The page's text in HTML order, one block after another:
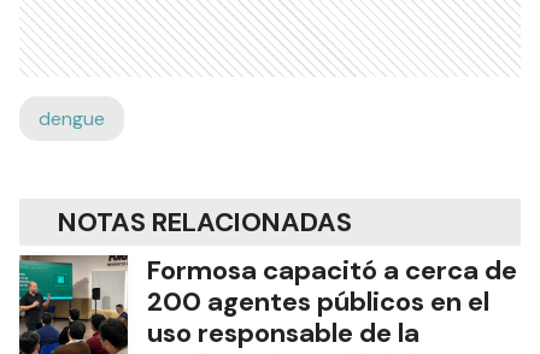
dengue
NOTAS RELACIONADAS
Formosa capacitó a cerca de
200 agentes públicos en el
uso responsable de la